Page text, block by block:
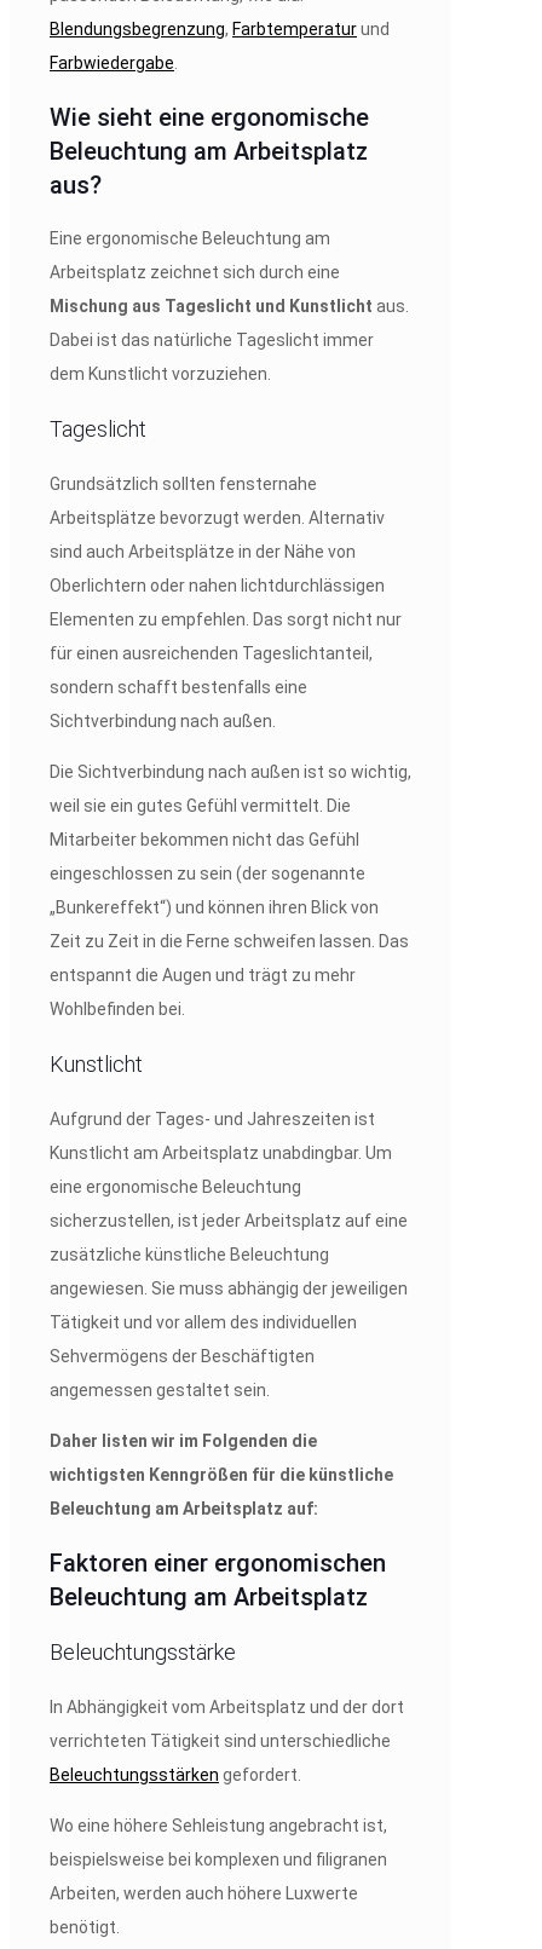
Blendungsbegrenzung, Farbtemperaturund
Farbwiedergabe
Wie sieht eine ergonomische
Beleuchtung am Arbeitsplatz
aus?
Eine ergonomische Beleuchtung am
Arbeitsplatz zeichnet sich durch eine
Mischung aus Tageslicht und Kunstlicht aus.
Dabei ist das natürliche Tageslicht immer
dem Kunstlicht vorzuziehen.
Tageslicht
Grundsätzlich sollten fensternahe
Arbeitsplätze bevorzugt werden. Alternativ
sind auch Arbeitsplätze in der Nähe von
Oberlichtern oder nahen lichtdurchlässigen
Elementen zu empfehlen. Das sorgt nicht nur
für einen ausreichenden Tageslichtanteil,
sondern schafft bestenfalls eine
Sichtverbindung nach außen.
Die Sichtverbindung nach außen ist so wichtig,
weil sie ein gutes Gefühl vermittelt. Die
Mitarbeiter bekommen nicht das Gefühl
eingeschlossen zu sein (der sogenannte
„Bunkereffekt“) und können ihren Blick von
Zeit zu Zeit in die Ferne schweifen lassen. Das
entspannt die Augen und trägt zu mehr
Wohlbefinden bei.
Kunstlicht
Aufgrund der Tages- und Jahreszeiten ist
Kunstlicht am Arbeitsplatz unabdingbar. Um
eine ergonomische Beleuchtung
sicherzustellen, ist jeder Arbeitsplatz auf eine
zusätzliche künstliche Beleuchtung
angewiesen. Sie muss abhängig der jeweiligen
Tätigkeit und vor allem des individuellen
Sehvermögens der Beschäftigten
angemessen gestaltet sein.
Daher listen wir im Folgenden die
wichtigsten Kenngrößen für die künstliche
Beleuchtung am Arbeitsplatz auf:
Faktoren einer ergonomischen
Beleuchtung am Arbeitsplatz
Beleuchtungsstärke
In Abhängigkeit vom Arbeitsplatz und der dort
verrichteten Tätigkeit sind unterschiedliche
Beleuchtungsstärken gefordert.
Wo eine höhere Sehleistung angebracht ist,
beispielsweise bei komplexen und filigranen
Arbeiten, werden auch höhere Luxwerte
benötigt.